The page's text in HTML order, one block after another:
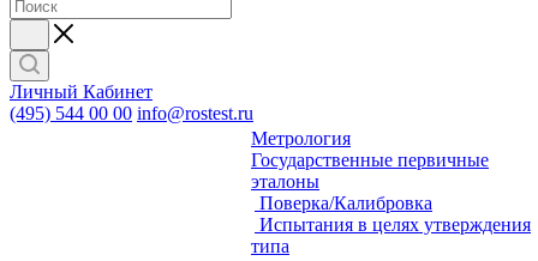
Личный Кабинет
(495) 544 00 00 info@rostest.ru
Метрология
Государственные первичные
эталоны
Поверка/Калибровка
Испытания в целях утверждения
типа